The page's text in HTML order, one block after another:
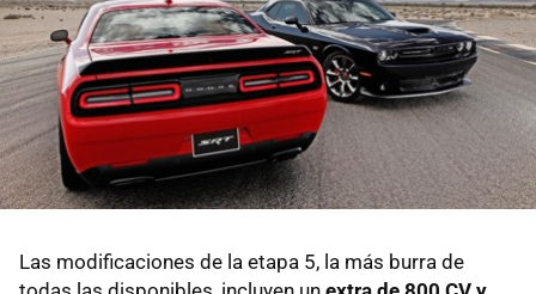
Las modificaciones de la etapa 5, la más burra de